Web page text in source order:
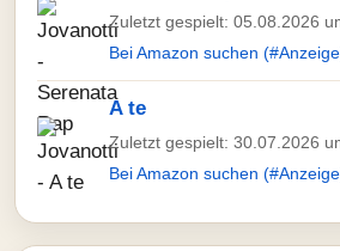
Zuletzt gespielt: 05.08.2026
Bei Amazon suchen
A te
Zuletzt gespielt: 30.07.2026
Bei Amazon suchen